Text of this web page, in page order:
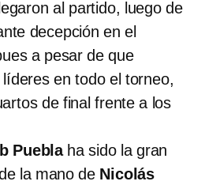
al partido, luego de
decepción en el
a pesar de que
en todo el torneo,
de final frente a los
Pueblaha sido la gran
la mano de Nicolás